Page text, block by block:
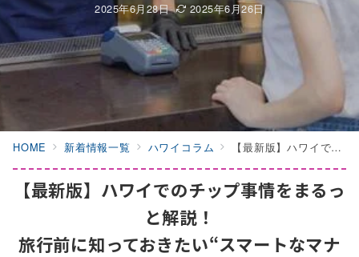
2025年6月28日 2025年6月26日
HOME 新着情報一覧 ハワイコラム 【最新版】ハワイでのチップ事情をまるっと解説！旅行前に知っておきたい“スマートなマナー”
【最新版】ハワイでのチップ事情をまるっ
と解説！
旅行前に知っておきたい“スマートなマナ